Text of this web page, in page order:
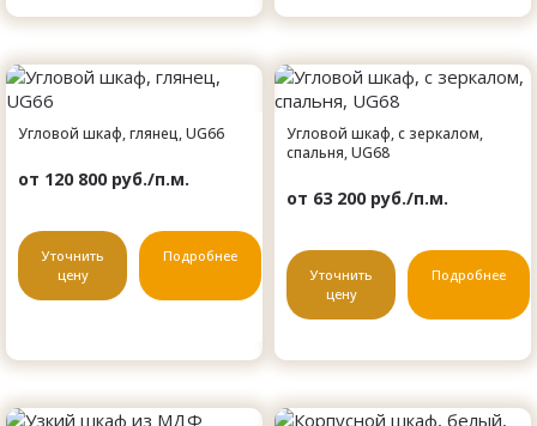
Угловой шкаф, глянец, UG66
от 120 800 руб./п.м.
Уточнить
цену
Подробнее
Угловой шкаф, с зеркалом,
спальня, UG68
от 63 200 руб./п.м.
Уточнить
цену
Подробнее